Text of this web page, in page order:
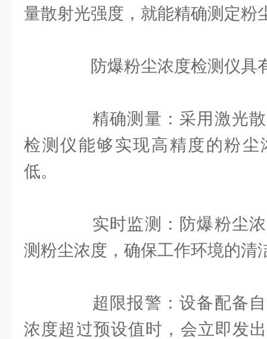
量散射光强度，就能精确测定粉
防爆粉尘浓度检测仪具
精确测量：采用激光散
检测仪能够实现高精度的粉尘
低。
实时监测：防爆粉尘浓
测粉尘浓度，确保工作环境的清
超限报警：设备配备自
浓度超过预设值时，会立即发